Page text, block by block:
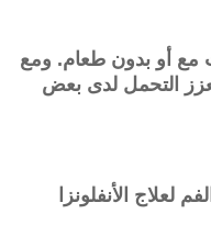
مع أو بدون طعام. ومع
التحمل لدى بعض
لعلاج الأنفلونزا